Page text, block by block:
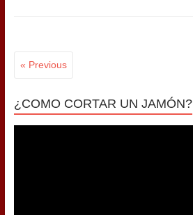
« Previous
¿COMO CORTAR UN JAMÓN?